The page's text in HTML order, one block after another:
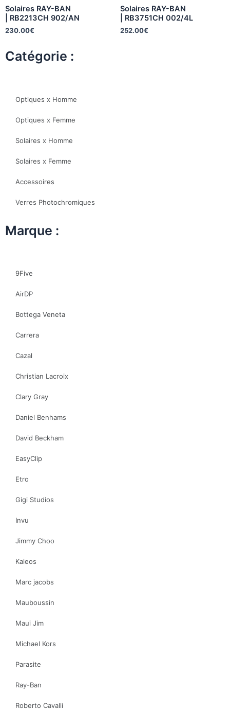
Solaires RAY-BAN
| RB2213CH 902/AN
230.00€
Solaires RAY-BAN
| RB3751CH 002/4L
252.00€
Catégorie :
Optiques x Homme
Optiques x Femme
Solaires x Homme
Solaires x Femme
Accessoires
Verres Photochromiques
Marque :
9Five
AirDP
Bottega Veneta
Carrera
Cazal
Christian Lacroix
Clary Gray
Daniel Benhams
David Beckham
EasyClip
Etro
Gigi Studios
Invu
Jimmy Choo
Kaleos
Marc jacobs
Mauboussin
Maui Jim
Michael Kors
Parasite
Ray-Ban
Roberto Cavalli